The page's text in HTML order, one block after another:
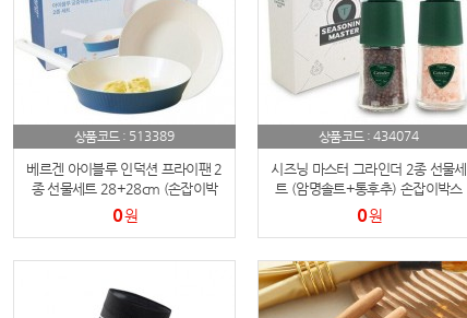
상품코드 : 513389
베르겐 아이블루 인덕션 프라이팬 2
종 선물세트 28+28cm (손잡이박
스 포함)
0원
상품코드 : 434074
시즈닝 마스터 그라인더 2종 선물세
트 (암명솔트+통후추) 손잡이박스
포함
0원